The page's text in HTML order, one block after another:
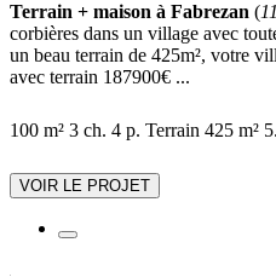
Terrain + maison à Fabrezan (
corbières dans un village avec
un beau terrain de 425m², votre
avec terrain 187900€ ...
100 m² 3 ch. 4 p. Terrain 425 m²
VOIR LE PROJET